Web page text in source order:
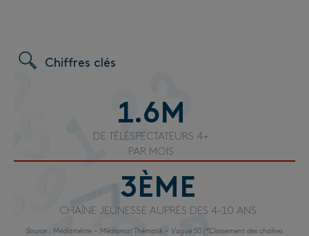
Chiffres clés
1.6M
DE TÉLÉSPECTATEURS 4+
PAR MOIS
3ÈME
CHAÎNE JEUNESSE AUPRÈS DES 4-10 ANS
Source : Médiamétrie – Médiamat’Thématik – Vague 50 (*Classement des chaînes